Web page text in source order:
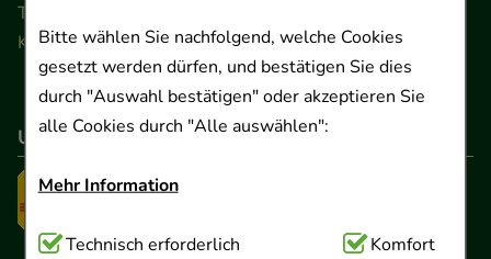
Bitte wählen Sie nachfolgend, welche Cookies
gesetzt werden dürfen, und bestätigen Sie dies
durch "Auswahl bestätigen" oder akzeptieren Sie
alle Cookies durch "Alle auswählen":
Mehr Information
Technisch Notwendig:Hierbei handelt es sich um
Technisch erforderlich
Komfort
Telefon 0511 89 71 80 0 · Fax 0511 89 71 80 11
Kontaktformular
Unser Versanddienstleister